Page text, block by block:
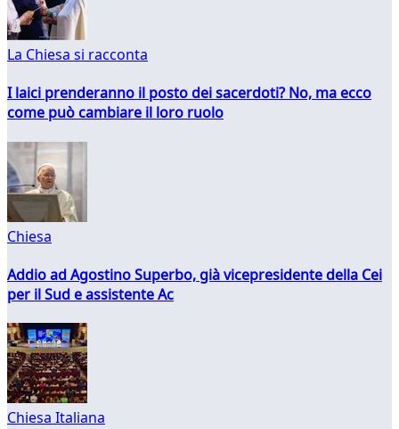
La Chiesa si racconta
I laici prenderanno il posto dei sacerdoti? No, ma ecco
come può cambiare il loro ruolo
Chiesa
Addio ad Agostino Superbo, già vicepresidente della Cei
per il Sud e assistente Ac
Chiesa Italiana